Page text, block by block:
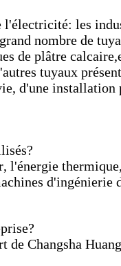
les
nombre de
de plâtre
tuyaux
d'une
l'énergie
de Changsha